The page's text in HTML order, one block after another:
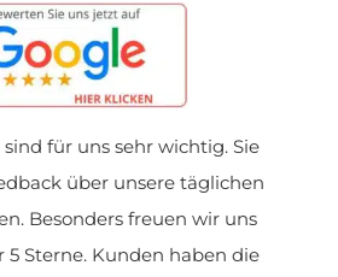
für uns sehr wichtig. Sie
über unsere täglichen
Besonders freuen wir uns
Sterne. Kunden haben die